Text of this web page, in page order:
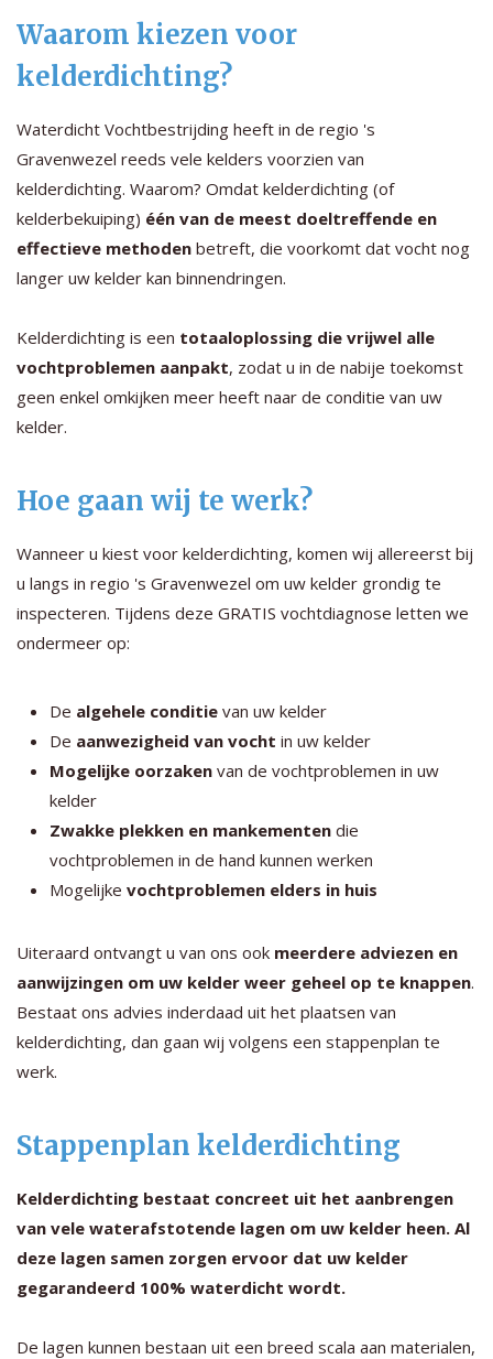
Waarom kiezen voor
kelderdichting?
Waterdicht Vochtbestrijding heeft in de regio 's
Gravenwezel reeds vele kelders voorzien van
kelderdichting. Waarom? Omdat kelderdichting (of
kelderbekuiping) één van de meest doeltreffende en
effectieve methoden betreft, die voorkomt dat vocht nog
langer uw kelder kan binnendringen.
Kelderdichting is een totaaloplossing die vrijwel alle
vochtproblemen aanpakt, zodat u in de nabije toekomst
geen enkel omkijken meer heeft naar de conditie van uw
kelder.
Hoe gaan wij te werk?
Wanneer u kiest voor kelderdichting, komen wij allereerst bij
u langs in regio 's Gravenwezel om uw kelder grondig te
inspecteren. Tijdens deze GRATIS vochtdiagnose letten we
ondermeer op:
De algehele conditie van uw kelder
De aanwezigheid van vocht in uw kelder
Mogelijke oorzaken van de vochtproblemen in uw
kelder
Zwakke plekken en mankementen die
vochtproblemen in de hand kunnen werken
Mogelijke vochtproblemen elders in huis
Uiteraard ontvangt u van ons ook meerdere adviezen en
aanwijzingen om uw kelder weer geheel op te knappen.
Bestaat ons advies inderdaad uit het plaatsen van
kelderdichting, dan gaan wij volgens een stappenplan te
werk.
Stappenplan kelderdichting
Kelderdichting bestaat concreet uit het aanbrengen
van vele waterafstotende lagen om uw kelder heen. Al
deze lagen samen zorgen ervoor dat uw kelder
gegarandeerd 100% waterdicht wordt.
De lagen kunnen bestaan uit een breed scala aan materialen,